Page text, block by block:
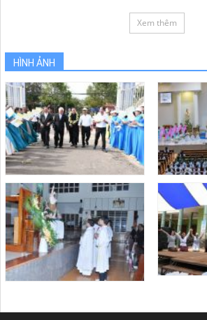
Xem thêm
HÌNH ẢNH